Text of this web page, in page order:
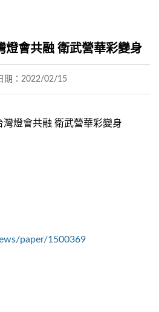
燈會共融 衛武營華彩變身
期： 2022/02/15
燈會共融 衛武營華彩變身
paper/1500369